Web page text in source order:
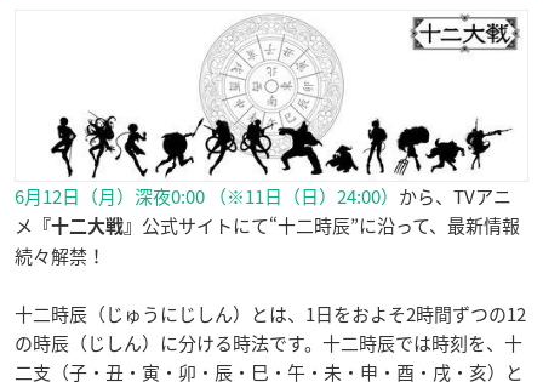
6月12日（月）深夜0:00 （※11日（日）24:00） から、TVアニ
メ
『十二大戦』 公式サイトにて“十二時辰”に沿って、最新情報
続々解禁！
十二時辰（じゅうにじしん）とは、1日をおよそ2時間ずつの12
の時辰（じしん）に分ける時法です。十二時辰では時刻を、十
二支（子・丑・寅・卯・辰・巳・午・未・申・酉・戌・亥）と